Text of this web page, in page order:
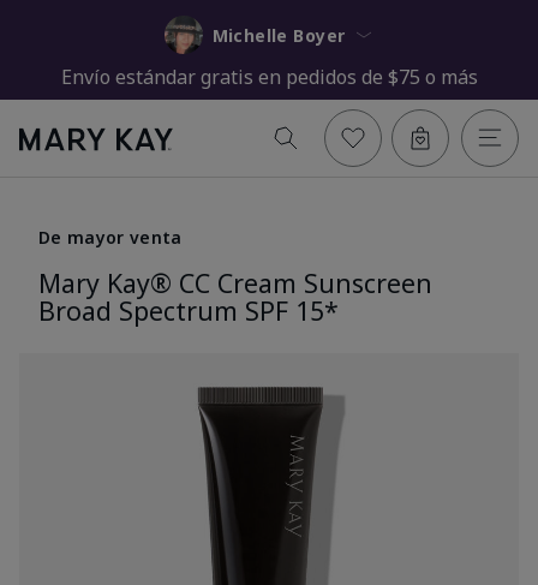
Michelle Boyer
Envío estándar gratis en pedidos de $75 o más
De mayor venta
Mary Kay® CC Cream Sunscreen
Broad Spectrum SPF 15*